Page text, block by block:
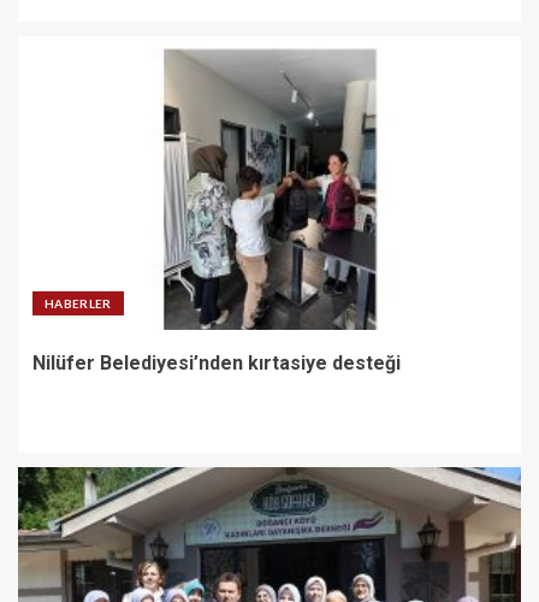
HABERLER
Nilüfer Belediyesi’nden kırtasiye desteği